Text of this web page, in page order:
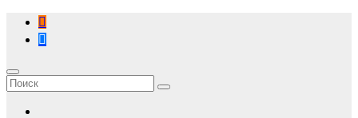
Перейти
содержимому